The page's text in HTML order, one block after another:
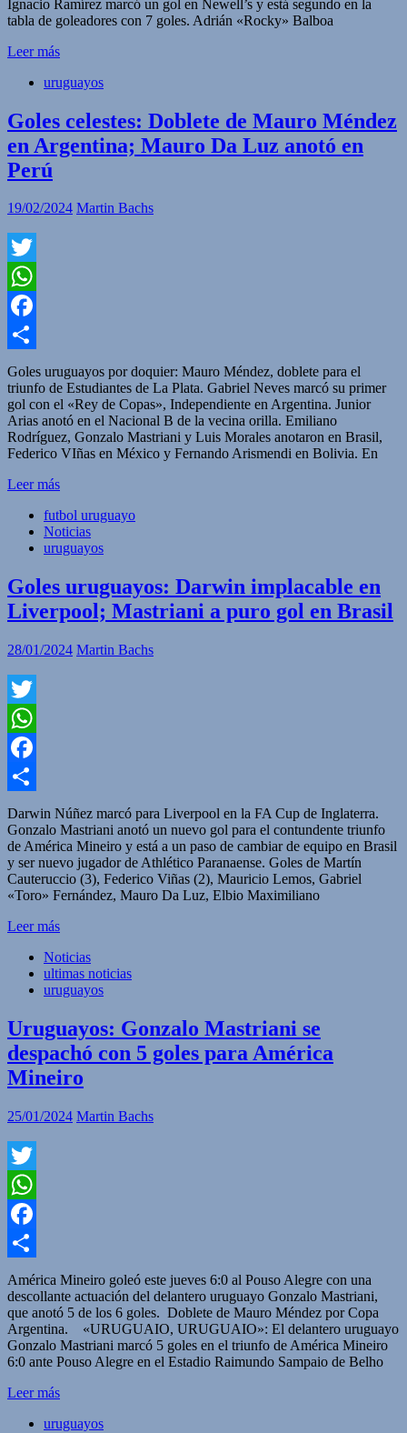
Ignacio Ramírez marcó un gol en Newell’s y está segundo en la
tabla de goleadores con 7 goles. Adrián «Rocky» Balboa
Leer más
uruguayos
Goles celestes: Doblete de Mauro Méndez
en Argentina; Mauro Da Luz anotó en
Perú
19/02/2024 Martin Bachs
Twitter
WhatsApp
Facebook
Compartir
Goles uruguayos por doquier: Mauro Méndez, doblete para el
triunfo de Estudiantes de La Plata. Gabriel Neves marcó su primer
gol con el «Rey de Copas», Independiente en Argentina. Junior
Arias anotó en el Nacional B de la vecina orilla. Emiliano
Rodríguez, Gonzalo Mastriani y Luis Morales anotaron en Brasil,
Federico VIñas en México y Fernando Arismendi en Bolivia. En
Leer más
futbol uruguayo
Noticias
uruguayos
Goles uruguayos: Darwin implacable en
Liverpool; Mastriani a puro gol en Brasil
28/01/2024 Martin Bachs
Twitter
WhatsApp
Facebook
Compartir
Darwin Núñez marcó para Liverpool en la FA Cup de Inglaterra.
Gonzalo Mastriani anotó un nuevo gol para el contundente triunfo
de América Mineiro y está a un paso de cambiar de equipo en Brasil
y ser nuevo jugador de Athlético Paranaense. Goles de Martín
Cauteruccio (3), Federico Viñas (2), Mauricio Lemos, Gabriel
«Toro» Fernández, Mauro Da Luz, Elbio Maximiliano
Leer más
Noticias
ultimas noticias
uruguayos
Uruguayos: Gonzalo Mastriani se
despachó con 5 goles para América
Mineiro
25/01/2024 Martin Bachs
Twitter
WhatsApp
Facebook
Compartir
América Mineiro goleó este jueves 6:0 al Pouso Alegre con una
descollante actuación del delantero uruguayo Gonzalo Mastriani,
que anotó 5 de los 6 goles. Doblete de Mauro Méndez por Copa
Argentina. «URUGUAIO, URUGUAIO»: El delantero uruguayo
Gonzalo Mastriani marcó 5 goles en el triunfo de América Mineiro
6:0 ante Pouso Alegre en el Estadio Raimundo Sampaio de Belho
Leer más
uruguayos